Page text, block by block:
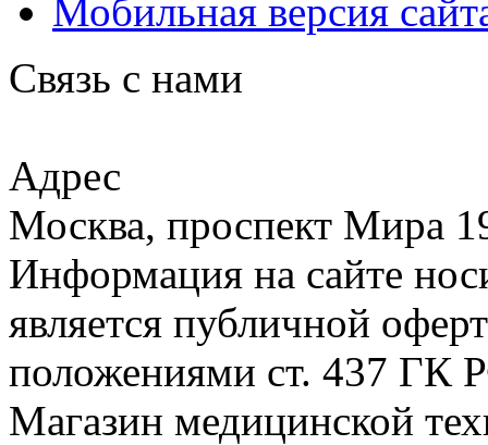
Мобильная версия
Связь с нами
Адрес
Москва, проспект Мира
Информация на сайте
является публичной
положениями ст. 437 ГК
Магазин медицинской